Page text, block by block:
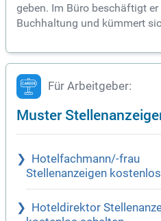
geben. Im Büro beschäftigt
Buchhaltung und kümmert
Für Arbeitgeber:
Muster
Hotelfachmann/-frau
Stellenanzeigen
Hoteldirektor